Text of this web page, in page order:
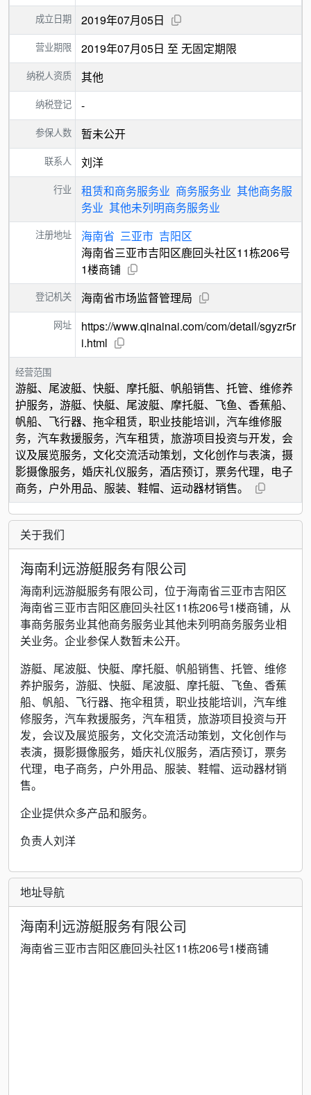
成立日期 2019年07月05日
营业期限 2019年07月05日 至 无固定期限
纳税人资质 其他
纳税登记 -
参保人数 暂未公开
联系人 刘洋
行业 租赁和商务服务业 商务服务业 其他商务服
务业 其他未列明商务服务业
注册地址 海南省 三亚市 吉阳区
海南省三亚市吉阳区鹿回头社区11栋206号
1楼商铺
登记机关 海南省市场监督管理局
网址
https://www.qinainai.com/com/detail/sgyzr5r
i.html
经营范围
游艇、尾波艇、快艇、摩托艇、帆船销售、托管、维修养
护服务，游艇、快艇、尾波艇、摩托艇、飞鱼、香蕉船、
帆船、飞行器、拖伞租赁，职业技能培训，汽车维修服
务，汽车救援服务，汽车租赁，旅游项目投资与开发，会
议及展览服务，文化交流活动策划，文化创作与表演，摄
影摄像服务，婚庆礼仪服务，酒店预订，票务代理，电子
商务，户外用品、服装、鞋帽、运动器材销售。
关于我们
海南利远游艇服务有限公司
海南利远游艇服务有限公司，位于海南省三亚市吉阳区
海南省三亚市吉阳区鹿回头社区11栋206号1楼商铺，从
事商务服务业其他商务服务业其他未列明商务服务业相
关业务。企业参保人数暂未公开。
游艇、尾波艇、快艇、摩托艇、帆船销售、托管、维修
养护服务，游艇、快艇、尾波艇、摩托艇、飞鱼、香蕉
船、帆船、飞行器、拖伞租赁，职业技能培训，汽车维
修服务，汽车救援服务，汽车租赁，旅游项目投资与开
发，会议及展览服务，文化交流活动策划，文化创作与
表演，摄影摄像服务，婚庆礼仪服务，酒店预订，票务
代理，电子商务，户外用品、服装、鞋帽、运动器材销
售。
企业提供众多产品和服务。
负责人刘洋
地址导航
海南利远游艇服务有限公司
海南省三亚市吉阳区鹿回头社区11栋206号1楼商铺